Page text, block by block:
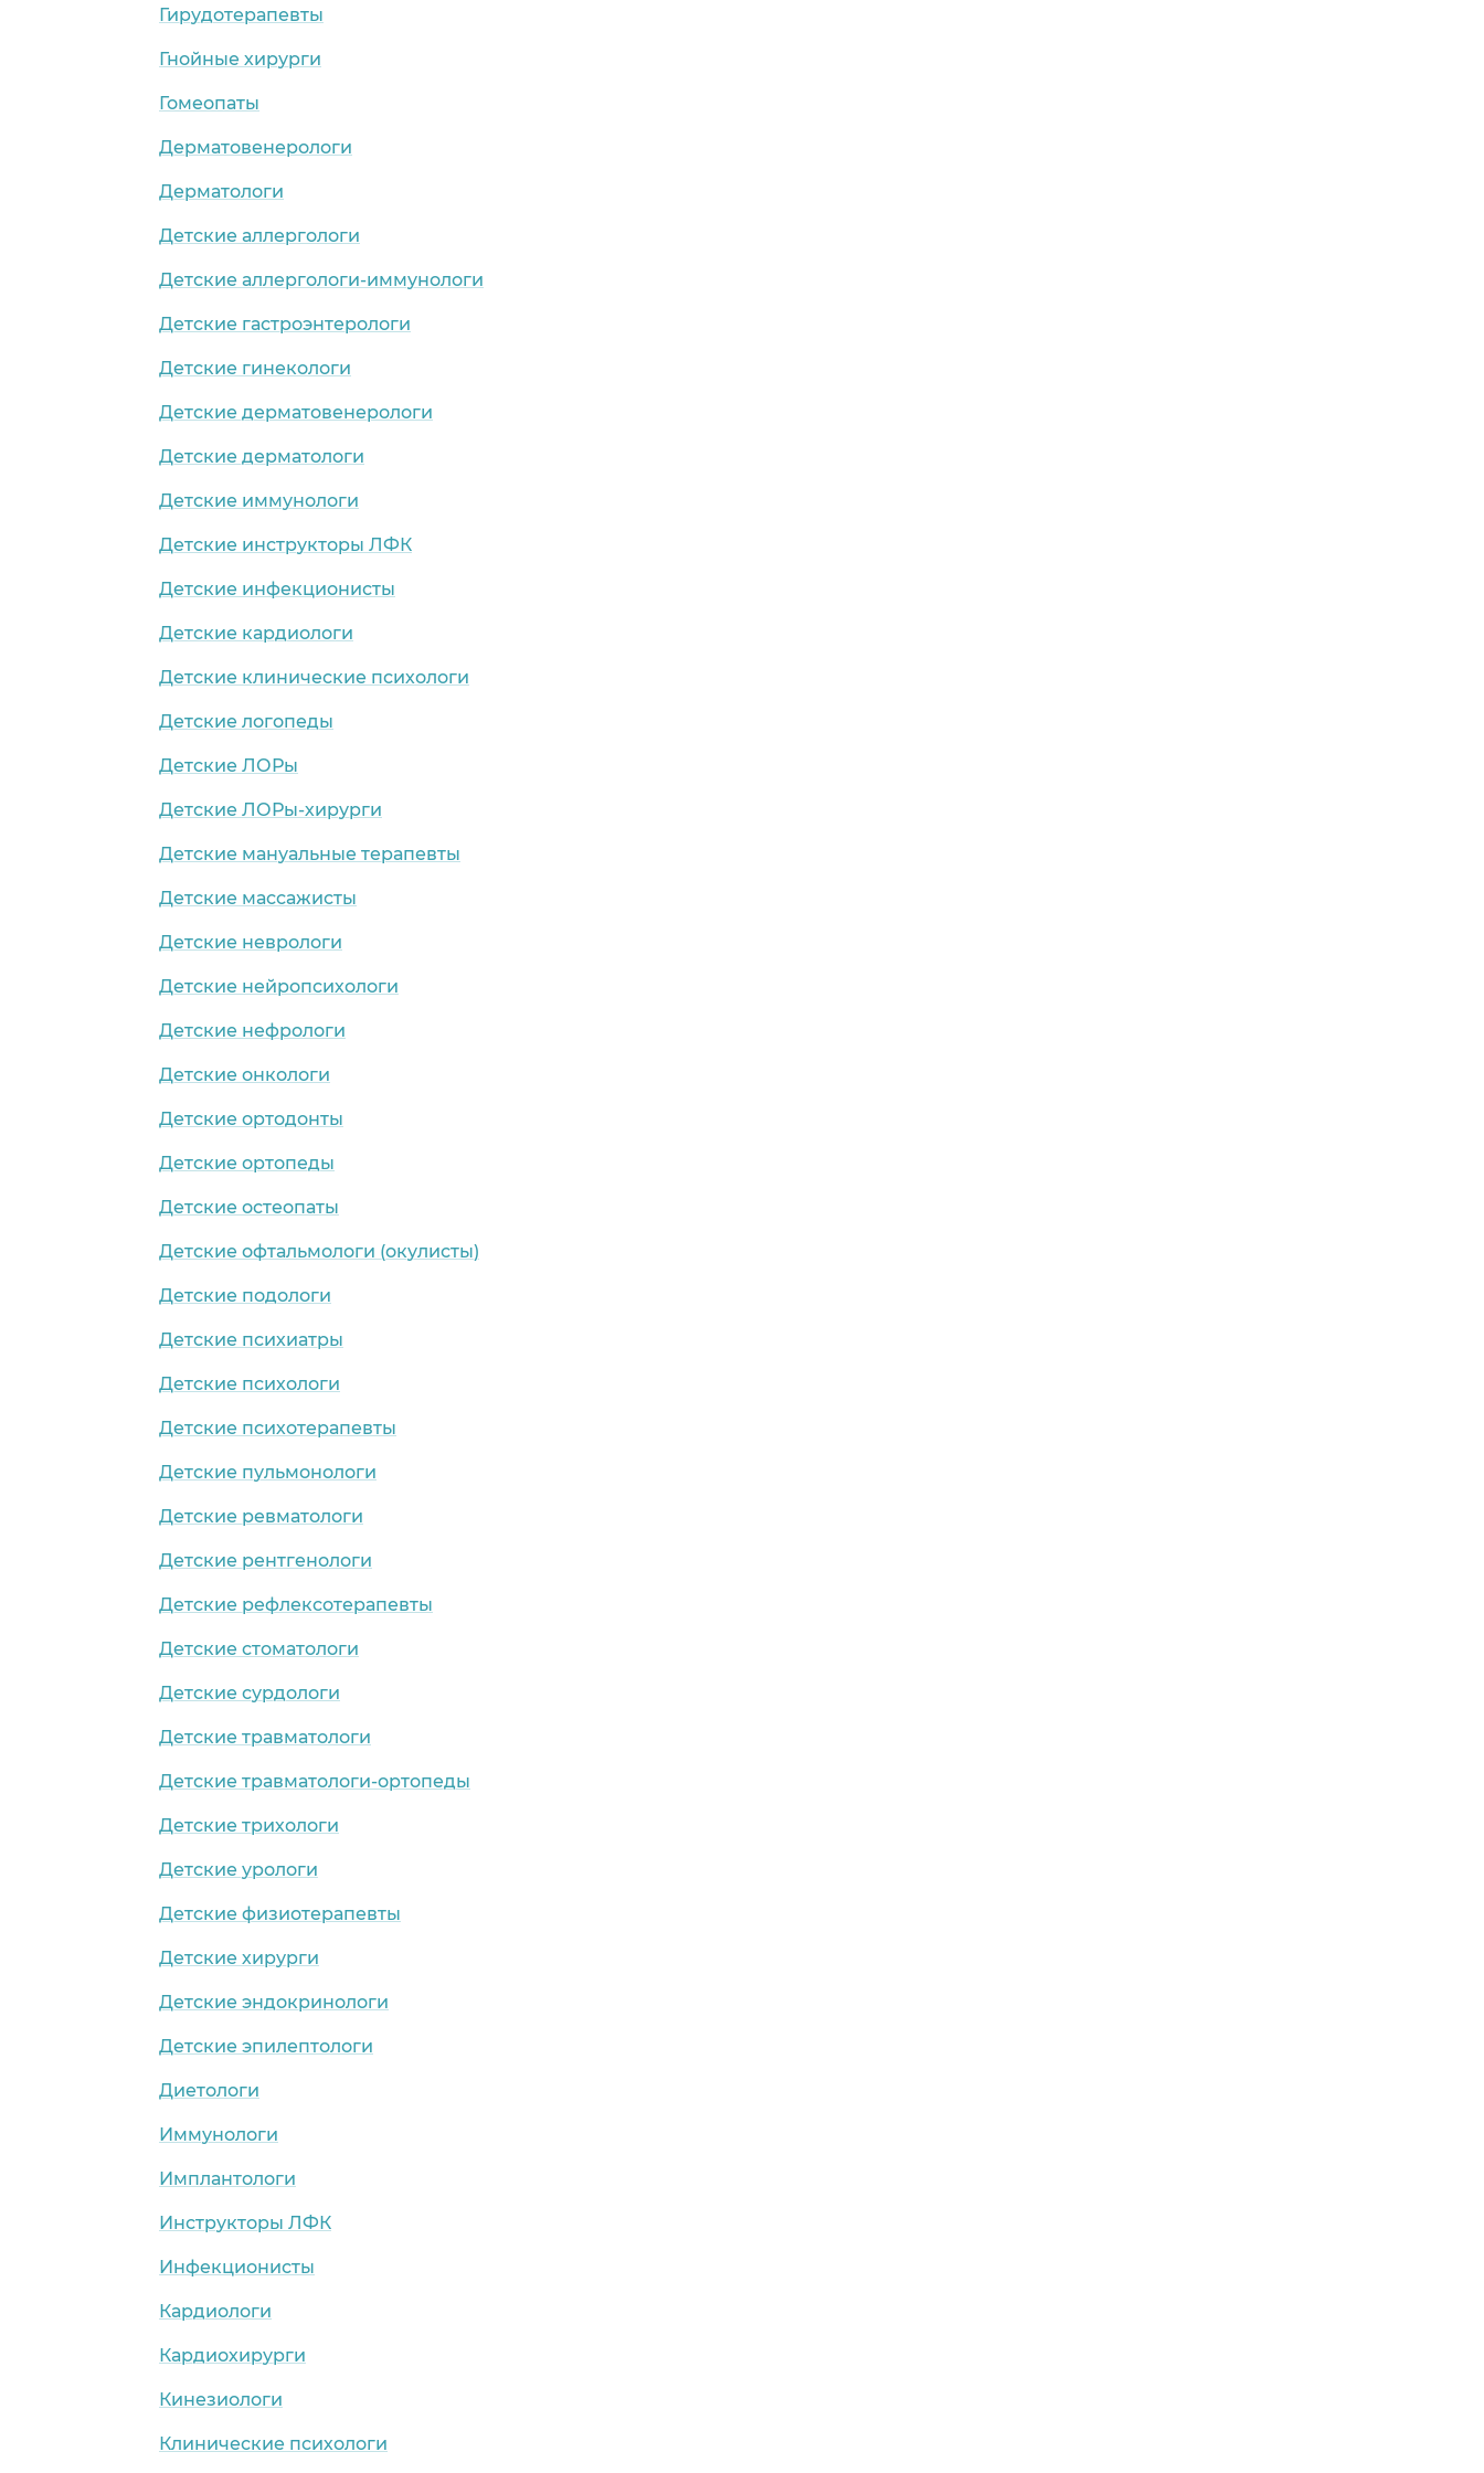
Гирудотерапевты
Гнойные хирурги
Гомеопаты
Дерматовенерологи
Дерматологи
Детские аллергологи
Детские аллергологи-иммунологи
Детские гастроэнтерологи
Детские гинекологи
Детские дерматовенерологи
Детские дерматологи
Детские иммунологи
Детские инструкторы ЛФК
Детские инфекционисты
Детские кардиологи
Детские клинические психологи
Детские логопеды
Детские ЛОРы
Детские ЛОРы-хирурги
Детские мануальные терапевты
Детские массажисты
Детские неврологи
Детские нейропсихологи
Детские нефрологи
Детские онкологи
Детские ортодонты
Детские ортопеды
Детские остеопаты
Детские офтальмологи (окулисты)
Детские подологи
Детские психиатры
Детские психологи
Детские психотерапевты
Детские пульмонологи
Детские ревматологи
Детские рентгенологи
Детские рефлексотерапевты
Детские стоматологи
Детские сурдологи
Детские травматологи
Детские травматологи-ортопеды
Детские трихологи
Детские урологи
Детские физиотерапевты
Детские хирурги
Детские эндокринологи
Детские эпилептологи
Диетологи
Иммунологи
Имплантологи
Инструкторы ЛФК
Инфекционисты
Кардиологи
Кардиохирурги
Кинезиологи
Клинические психологи